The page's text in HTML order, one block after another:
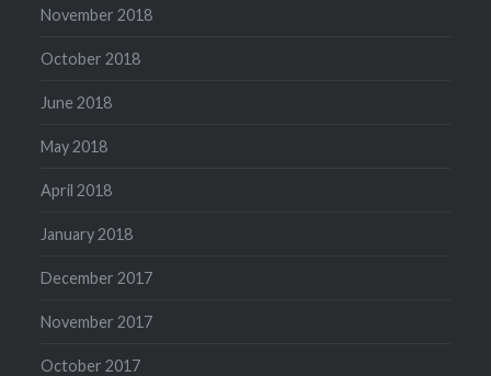
November 2018
October 2018
June 2018
May 2018
April 2018
January 2018
December 2017
November 2017
October 2017